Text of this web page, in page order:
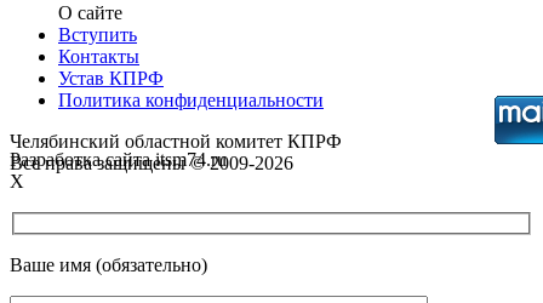
О сайте
Вступить
Контакты
Устав КПРФ
Политика конфиденциальности
Челябинский областной комитет КПРФ
Все права защищены © 2009-2026
Разработка сайта itsm74.ru
X
Ваше имя (обязательно)